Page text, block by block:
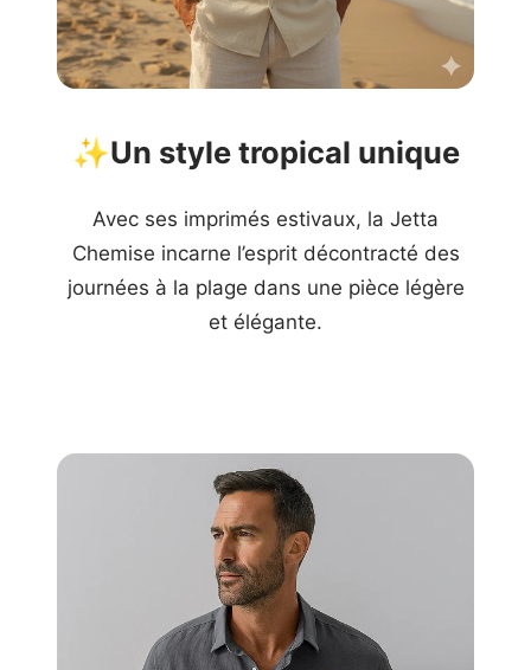
✨Un style tropical unique
Avec ses imprimés estivaux, la Jetta
Chemise incarne l’esprit décontracté des
journées à la plage dans une pièce légère
et élégante.